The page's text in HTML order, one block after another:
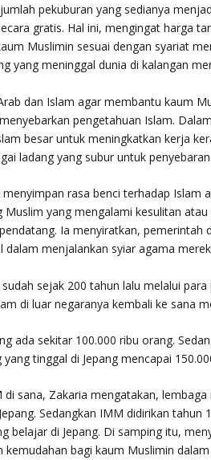
pekuburan yang sedianya
gratis. Hal ini, mengingat harga
Muslimin sesuai dengan syariat
yang meninggal dunia di kalangan
dan Islam agar membantu kaum
pengetahuan Islam.
besar untuk meningkatkan kerja
ladang yang subur untuk
rasa benci terhadap Islam
yang mengalami kesulitan atau
Ia menyiratkan, pemerintah
menjalankan syiar agama
sejak 200 tahun lalu melalui
di luar negaranya kembali ke sana
ada sekitar 100.000 ribu orang.
tinggal di Jepang mencapai
sana, Zakaria mengatakan,
Sedangkan IMM didirikan tahun
belajar di Jepang. Di samping itu,
bagi kaum Muslimin